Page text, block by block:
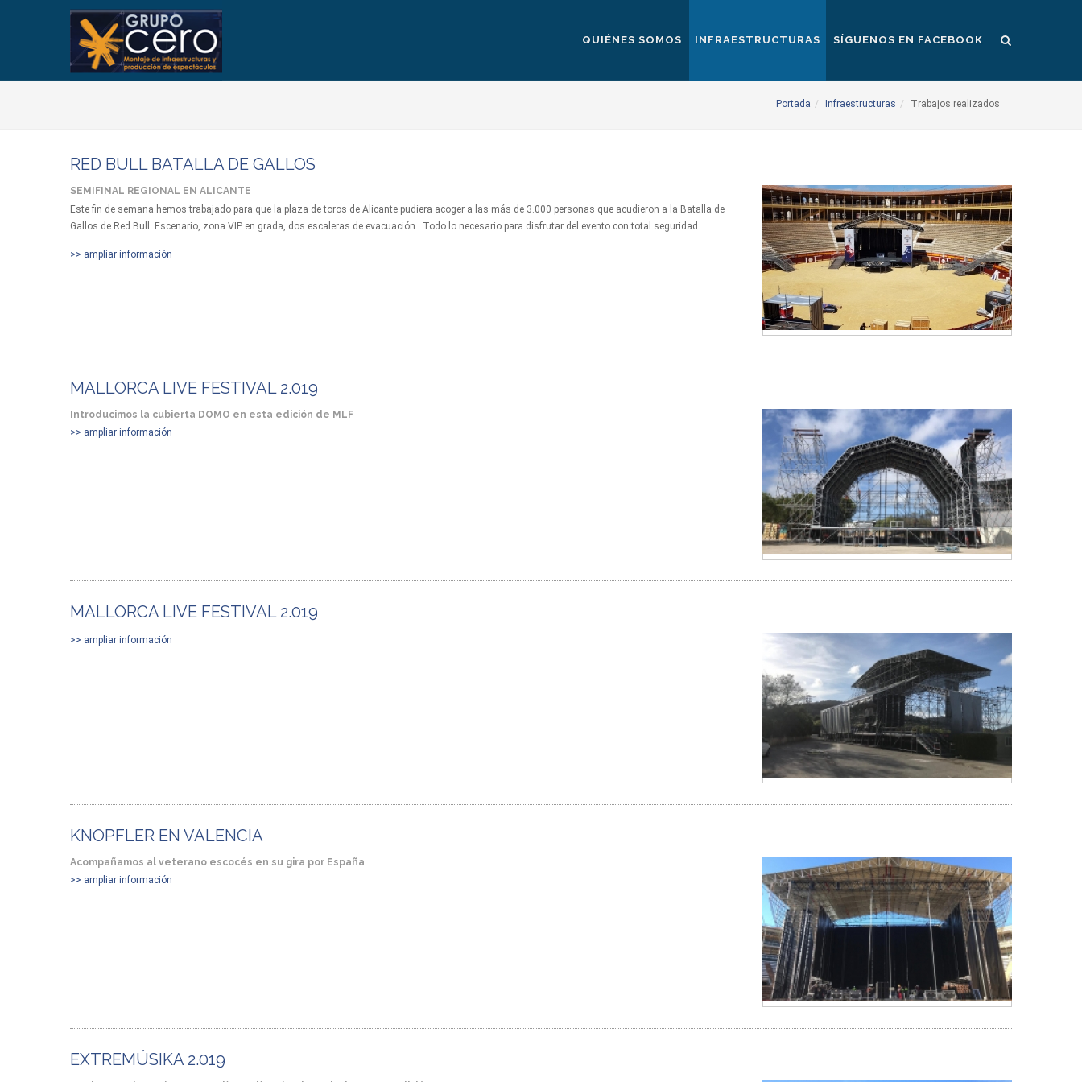
QUIÉNES SOMOS INFRAESTRUCTURAS SÍGUENOS EN FACEBOOK
Portada Infraestructuras Trabajos realizados
RED BULL BATALLA DE GALLOS
SEMIFINAL REGIONAL EN ALICANTE
Este fin de semana hemos trabajado para que la plaza de toros de Alicante pudiera acoger a las más de 3.000 personas que acudieron a la Batalla de
Gallos de Red Bull. Escenario, zona VIP en grada, dos escaleras de evacuación.. Todo lo necesario para disfrutar del evento con total seguridad.
>> ampliar información
MALLORCA LIVE FESTIVAL 2.019
Introducimos la cubierta DOMO en esta edición de MLF
>> ampliar información
MALLORCA LIVE FESTIVAL 2.019
>> ampliar información
KNOPFLER EN VALENCIA
Acompañamos al veterano escocés en su gira por España
>> ampliar información
EXTREMÚSIKA 2.019